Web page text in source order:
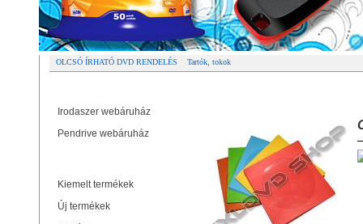
OLCSÓ ÍRHATÓ DVD RENDELÉS Tartók, tokok
Irodaszer webáruház
Pendrive webáruház
Kiemelt termékek
Új termékek